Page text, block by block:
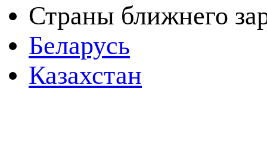
Страны ближнего
Беларусь
Казахстан